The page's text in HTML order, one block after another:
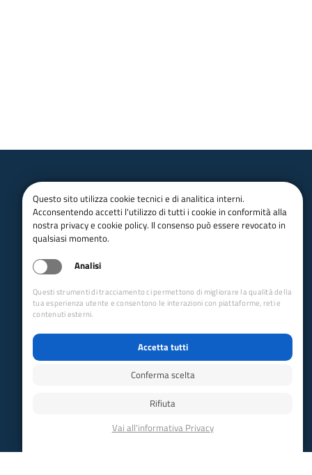
email: Info@cai.it
Tel.02 2057231
P.IVA 03654880156
Via Petrella 19 - 20124 Milano
Trasparenza
Amministrazione trasparente
Albo pretorio online
Bandi e gare
Questo sito utilizza cookie tecnici e di analitica interni.
Acconsentendo accetti l'utilizzo di tutti i cookie in conformità alla
nostra privacy e cookie policy. Il consenso può essere revocato in
qualsiasi momento.
Analisi
Questi strumenti di tracciamento ci permettono di migliorare la qualità della
tua esperienza utente e consentono le interazioni con piattaforme, reti e
contenuti esterni.
Accetta tutti
Conferma scelta
Rifiuta